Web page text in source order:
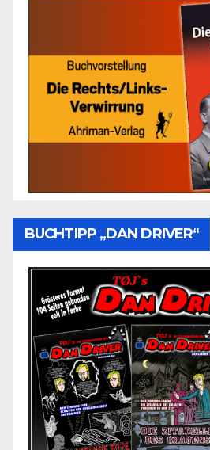
BUCHTIPP „DAN DRIVER“